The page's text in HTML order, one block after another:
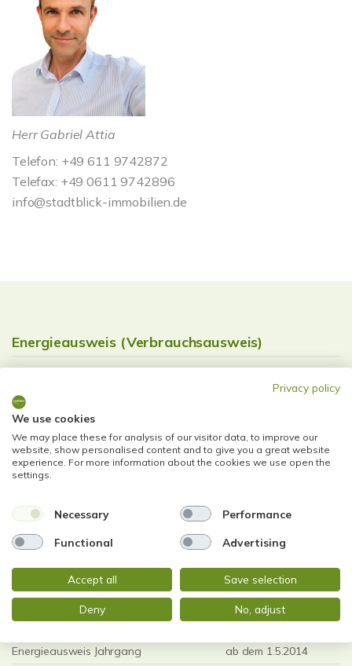
Herr Gabriel Attia
Telefon: +49 611 9742872
Telefax: +49 0611 9742896
info@stadtblick-immobilien.de
Energieausweis (Verbrauchsausweis)
152 kWh / (m²*a)
Energieverbrauchskennwert
Weitere Informationen
Wesentlicher Energieträger
Gas
Energieausweis Ausstelldatum
2020-05-10
Energieausweis gültig bis
10.05.2030
Energieausweis Jahrgang
ab dem 1.5.2014
Privacy policy
We use cookies
We may place these for analysis of our visitor data, to improve our
website, show personalised content and to give you a great website
experience. For more information about the cookies we use open the
settings.
Necessary Performance
Functional Advertising
Accept all Save selection
Deny No, adjust